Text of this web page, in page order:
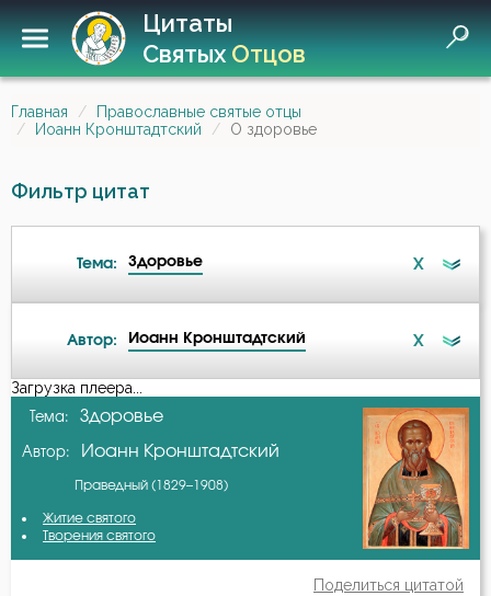
Цитаты
СвятыхОтцов
Главная
Православные святые отцы
Иоанн Кронштадтский
О здоровье
Фильтр цитат
Тема: Здоровье X
Беда
Благочестие
Ближний
Автор: Иоанн Кронштадтский X
А-я
Авва Дорофей
Антоний Оптинский (Путилов)
Загрузка плеера...
Тема: Здоровье
Автор: Иоанн Кронштадтский
Праведный (1829–1908)
Житие святого
Творения святого
Поделиться цитатой